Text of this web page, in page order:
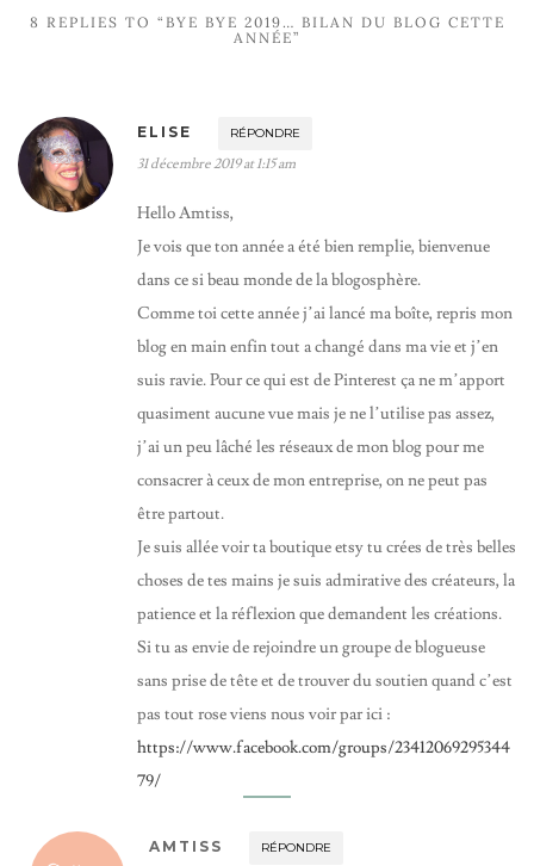
8 REPLIES TO “BYE BYE 2019… BILAN DU BLOG CETTE
ANNÉE”
ELISE RÉPONDRE
31 décembre 2019 at 1:15 am
Hello Amtiss,
Je vois que ton année a été bien remplie, bienvenue
dans ce si beau monde de la blogosphère.
Comme toi cette année j’ai lancé ma boîte, repris mon
blog en main enfin tout a changé dans ma vie et j’en
suis ravie. Pour ce qui est de Pinterest ça ne m’apport
quasiment aucune vue mais je ne l’utilise pas assez,
j’ai un peu lâché les réseaux de mon blog pour me
consacrer à ceux de mon entreprise, on ne peut pas
être partout.
Je suis allée voir ta boutique etsy tu crées de très belles
choses de tes mains je suis admirative des créateurs, la
patience et la réflexion que demandent les créations.
Si tu as envie de rejoindre un groupe de blogueuse
sans prise de tête et de trouver du soutien quand c’est
pas tout rose viens nous voir par ici :
https://www.facebook.com/groups/23412069295344
79/
AMTISS RÉPONDRE